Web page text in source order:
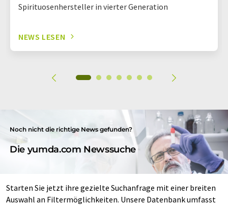
Spirituosenhersteller in vierter Generation
NEWS LESEN
Noch nicht die richtige News gefunden?
Die yumda.com Newssuche
Starten Sie jetzt ihre gezielte Suchanfrage mit einer breiten
Auswahl an Filtermöglichkeiten. Unsere Datenbank umfasst